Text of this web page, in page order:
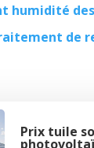
humidité
de
Prix tuile